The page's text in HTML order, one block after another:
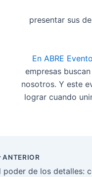
presentar sus
En ABRE
empresas
nosotros. Y este
lograr cuando
ANTERIOR